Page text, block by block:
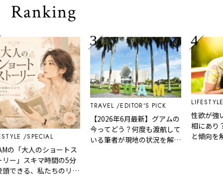
Ranking
SPECIAL
大人のショートス
スキマ時間の5分
る、私たちのリア
TRAVEL EDITOR'S PICK
【2026年6月最新】グアムの
今ってどう？何度も渡航して
いる筆者が現地の状況を解
説！
LIFESTYLE
性欲が強い男
相にあり？人
と傾向を解説！